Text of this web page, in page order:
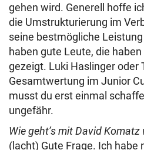
gehen wird. Generell hoffe
die Umstrukturierung im
seine bestmögliche
haben gute Leute, die
gezeigt. Luki Haslinger oder
Gesamtwertung im Junior
musst du erst einmal
ungefähr.
Wie geht’s mit David Komatz
(lacht) Gute Frage. Ich habe